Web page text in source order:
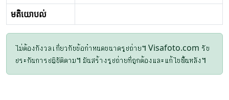
មតិយោបល់
ไม่ต้องกังวลเกี่ยวกับข้อกำหนดขนาดรูปถ่าย។ Visafoto.com รับ
ประกันการปฏิบัติตาม។ มันสร้างรูปถ่ายที่ถูกต้องและแก้ไขพื้นหลัง។